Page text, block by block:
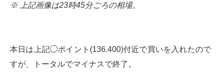
※ 上記画像は23時45分ごろの相場。
本日は上記◯ポイント(136.400)付近で買いを入れたので
すが、トータルでマイナスで終了。